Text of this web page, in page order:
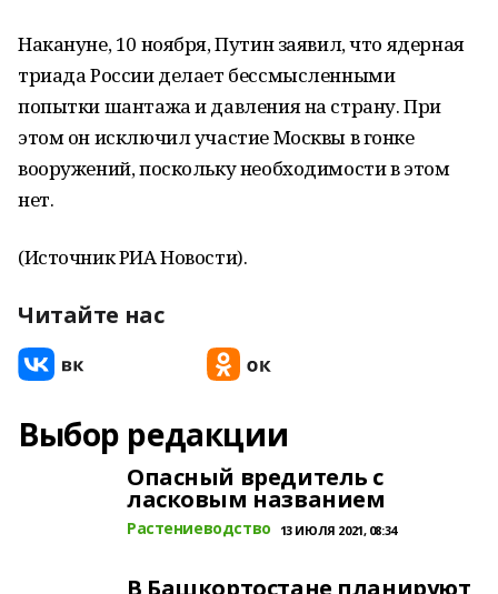
Накануне, 10 ноября, Путин заявил, что ядерная
триада России делает бессмысленными
попытки шантажа и давления на страну. При
этом он исключил участие Москвы в гонке
вооружений, поскольку необходимости в этом
нет.
(Источник РИА Новости).
Читайте нас
Выбор редакции
Опасный вредитель с
ласковым названием
Растениеводство 13 ИЮЛЯ 2021, 08:34
В Башкортостане планируют